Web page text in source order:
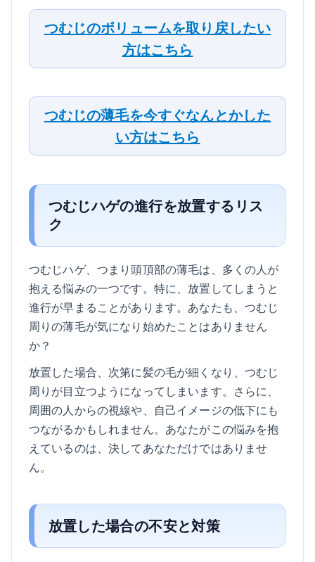
つむじのボリュームを取り戻したい
方はこちら
つむじの薄毛を今すぐなんとかした
い方はこちら
つむじハゲの進行を放置するリス
ク
つむじハゲ、つまり頭頂部の薄毛は、多くの人が
抱える悩みの一つです。特に、放置してしまうと
進行が早まることがあります。あなたも、つむじ
周りの薄毛が気になり始めたことはありません
か？
放置した場合、次第に髪の毛が細くなり、つむじ
周りが目立つようになってしまいます。さらに、
周囲の人からの視線や、自己イメージの低下にも
つながるかもしれません。あなたがこの悩みを抱
えているのは、決してあなただけではありませ
ん。
放置した場合の不安と対策